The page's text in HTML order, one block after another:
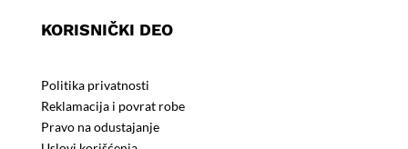
KORISNIČKI DEO
Politika privatnosti
Reklamacija i povrat robe
Pravo na odustajanje